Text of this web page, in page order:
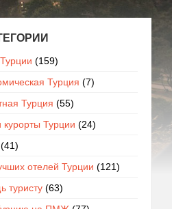
(159)
Турция (7)
Турция (55)
курорты Турции (24)
(41)
отелей Турции (121)
туристу(63)